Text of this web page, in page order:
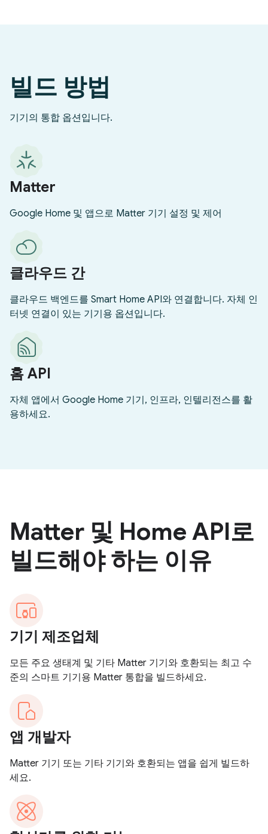
빌드 방법
기기의 통합 옵션입니다.
Matter
Google Home 및 앱으로 Matter 기기 설정 및 제어
클라우드 간
클라우드 백엔드를 Smart Home API와 연결합니다. 자체 인
터넷 연결이 있는 기기용 옵션입니다.
홈 API
자체 앱에서 Google Home 기기, 인프라, 인텔리전스를 활
용하세요.
Matter 및 Home API로
빌드해야 하는 이유
기기 제조업체
모든 주요 생태계 및 기타 Matter 기기와 호환되는 최고 수
준의 스마트 기기용 Matter 통합을 빌드하세요.
앱 개발자
Matter 기기 또는 기타 기기와 호환되는 앱을 쉽게 빌드하
세요.